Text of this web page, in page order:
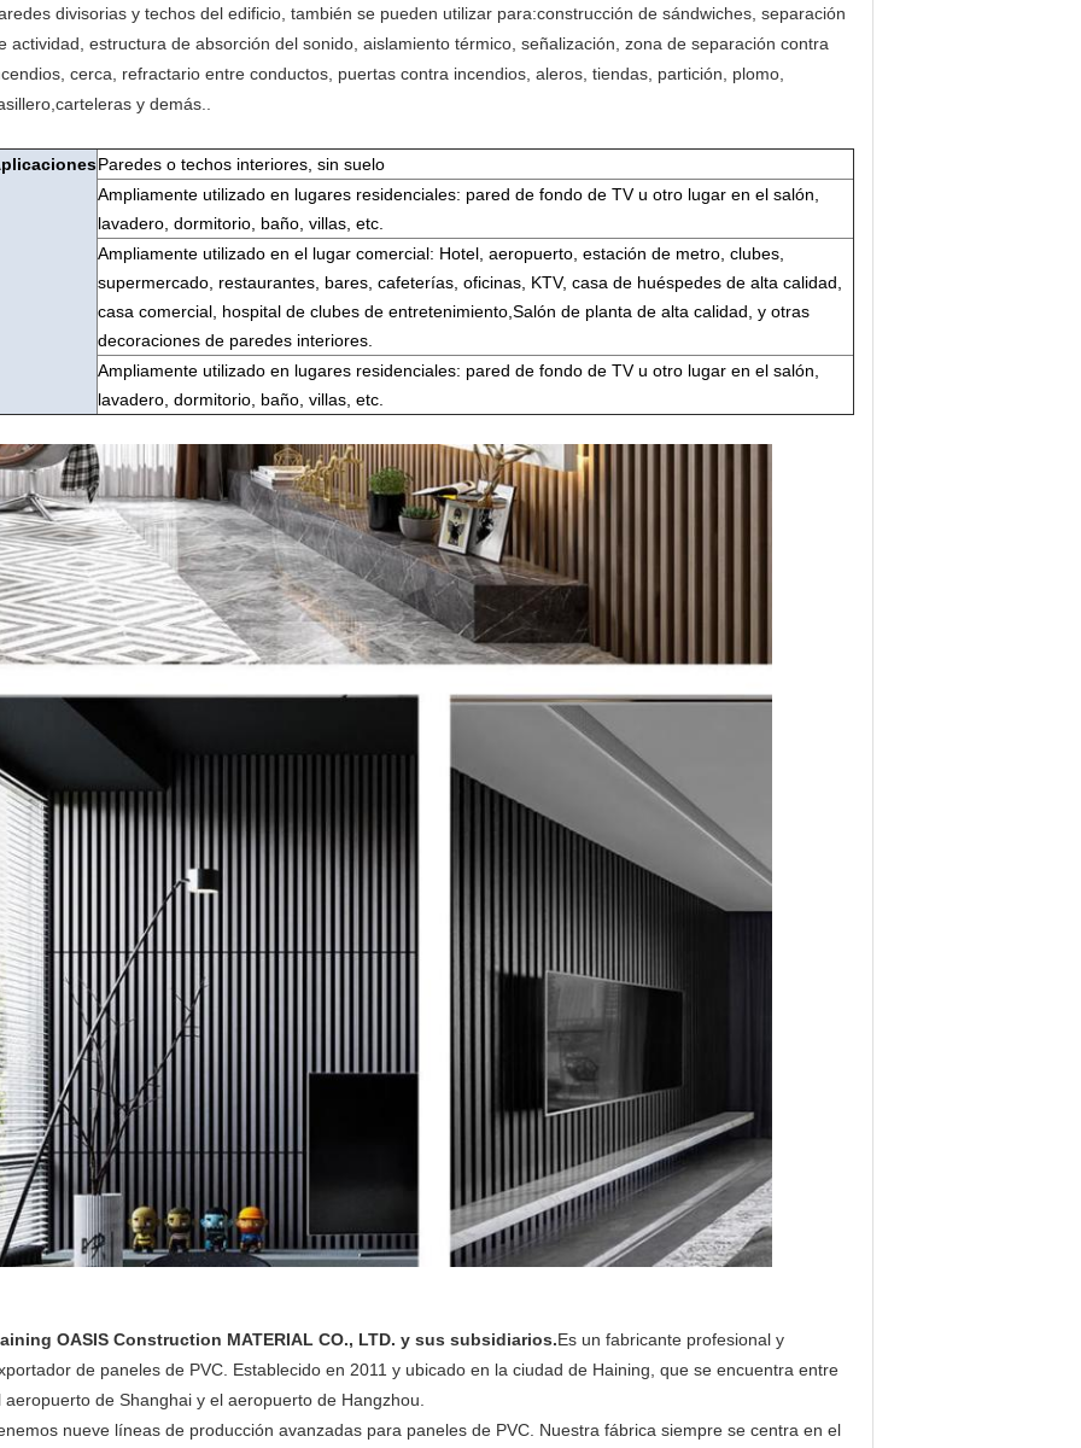
divisorias y techos del edificio, también se pueden utilizar para:construcción de sándwiches, separación
actividad, estructura de absorción del sonido, aislamiento térmico, señalización, zona de separación contra
cerca, refractario entre conductos, puertas contra incendios, aleros, tiendas, partición, plomo,
y demás..
Paredes o techos interiores, sin suelo
Ampliamente utilizado en lugares residenciales: pared de fondo de TV u otro lugar en el salón,
lavadero, dormitorio, baño, villas, etc.
Ampliamente utilizado en el lugar comercial: Hotel, aeropuerto, estación de metro, clubes,
supermercado, restaurantes, bares, cafeterías, oficinas, KTV, casa de huéspedes de alta calidad,
casa comercial, hospital de clubes de entretenimiento,Salón de planta de alta calidad, y otras
decoraciones de paredes interiores.
Ampliamente utilizado en lugares residenciales: pared de fondo de TV u otro lugar en el salón,
lavadero, dormitorio, baño, villas, etc.
OASIS Construction MATERIAL CO., LTD. y sus subsidiarios.Es un fabricante profesional y
de paneles de PVC. Establecido en 2011 y ubicado en la ciudad de Haining, que se encuentra entre
aeropuerto de Shanghai y el aeropuerto de Hangzhou.
nueve líneas de producción avanzadas para paneles de PVC. Nuestra fábrica siempre se centra en el